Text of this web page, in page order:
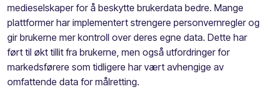
medieselskaper for å beskytte brukerdata bedre. Mange
plattformer har implementert strengere personvernregler og
gir brukerne mer kontroll over deres egne data. Dette har
ført til økt tillit fra brukerne, men også utfordringer for
markedsførere som tidligere har vært avhengige av
omfattende data for målretting.